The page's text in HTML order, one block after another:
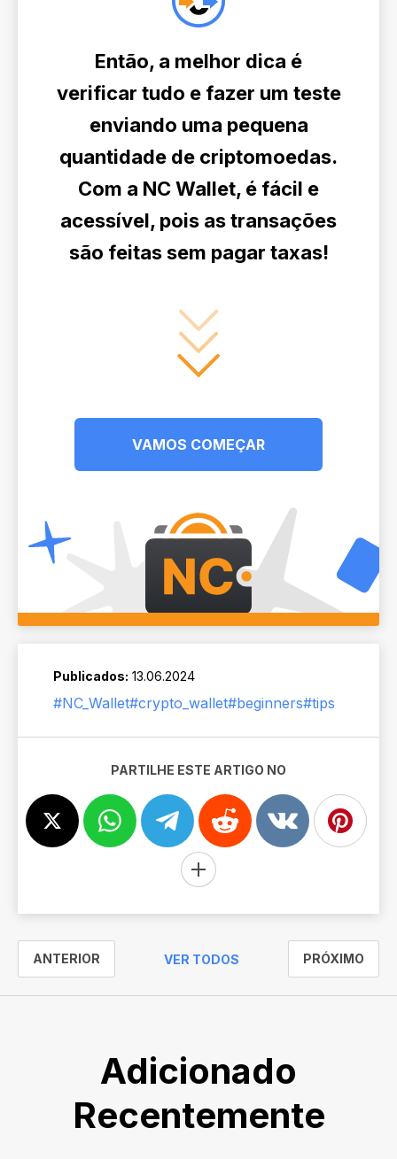
Então, a melhor dica é
verificar tudo e fazer um teste
enviando uma pequena
quantidade de criptomoedas.
Com a NC Wallet, é fácil e
acessível, pois as transações
são feitassem pagar taxas!
VAMOS COMEÇAR
Publicados: 13.06.2024
#NC_Wallet#crypto_wallet#beginners#tips
PARTILHE ESTE ARTIGO NO
ANTERIOR VER TODOS PRÓXIMO
Adicionado
Recentemente